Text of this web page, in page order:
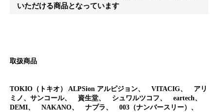
いただける商品となっています
取扱商品
TOKIO （トキオ） ALPSion アルピジョン、 VITACIG、 アリ
ミノ、サンコール、 資生堂、 シュワルツコフ、 eartech、
DEMI、 NAKANO、 ナプラ、 003 （ナンバースリー）、